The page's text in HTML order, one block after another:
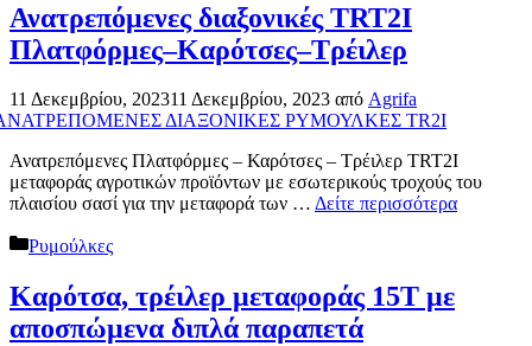
Ανατρεπόμενες διαξονικές TRT2I
Πλατφόρμες–Καρότσες–Τρέιλερ
11 Δεκεμβρίου, 202311 Δεκεμβρίου, 2023 από Agrifa
Ανατρεπόμενες Πλατφόρμες – Καρότσες – Τρέιλερ TRT2I
μεταφοράς αγροτικών προϊόντων με εσωτερικούς τροχούς του
πλαισίου σασί για την μεταφορά των … Δείτε περισσότερα
Κατηγορίες
Ρυμούλκες
Καρότσα, τρέιλερ μεταφοράς 15Τ με
αποσπώμενα διπλά παραπετά